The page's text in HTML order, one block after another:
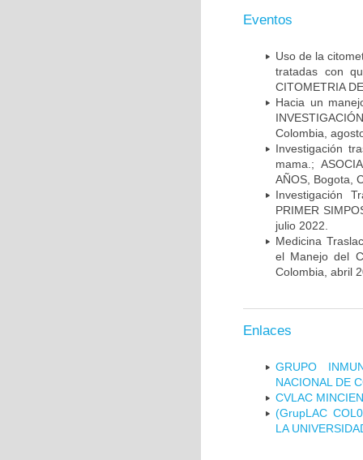
Eventos
Uso de la
tratadas con
CITOMETRIA
Hacia un
Colombia,
Investigación
mama.;
AÑOS, Bogota,
Investigación
PRIMER
julio 2022.
Medicina
el Manejo del
Colombia, abril
Enlaces
GRUPO
NACIONAL DE
CVLAC
(GrupLAC
LA